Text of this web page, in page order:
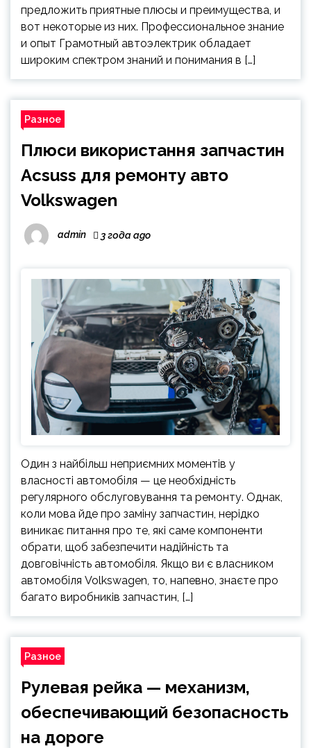
предложить приятные плюсы и преимущества, и
вот некоторые из них. Профессиональное знание
и опыт Грамотный автоэлектрик обладает
широким спектром знаний и понимания в […]
Разное
Плюси використання запчастин
Acsuss для ремонту авто
Volkswagen
admin 3 года ago
Один з найбільш неприємних моментів у
власності автомобіля — це необхідність
регулярного обслуговування та ремонту. Однак,
коли мова йде про заміну запчастин, нерідко
виникає питання про те, які саме компоненти
обрати, щоб забезпечити надійність та
довговічність автомобіля. Якщо ви є власником
автомобіля Volkswagen, то, напевно, знаєте про
багато виробників запчастин, […]
Разное
Рулевая рейка — механизм,
обеспечивающий безопасность
на дороге